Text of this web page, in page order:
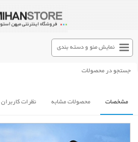
نمایش منو و دسته بندی
مشخصات محصولات مشابه نظرات کاربران